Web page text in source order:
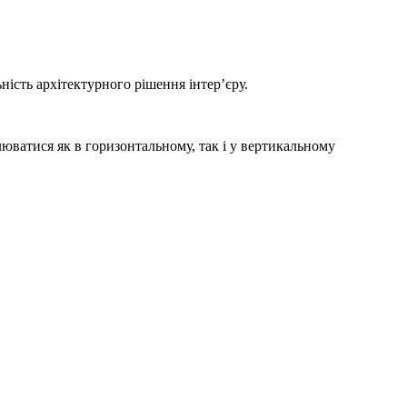
архітектурного рішення інтер’єру.
як в горизонтальному, так і у вертикальному